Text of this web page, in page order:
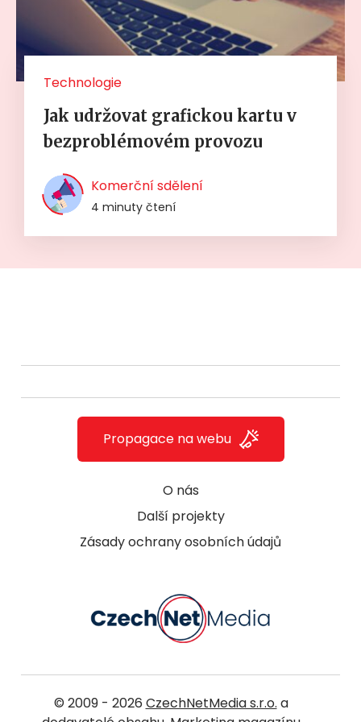
Technologie
Jak udržovat grafickou kartu v
bezproblémovém provozu
Komerční sdělení
4 minuty čtení
O nás
Další projekty
Zásady ochrany osobních údajů
Propagace na webu
© 2009 - 2026 CzechNetMedia s.r.o. a